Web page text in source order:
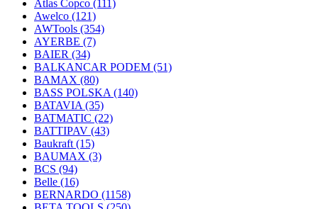
Atlas Copco (111)
Awelco (121)
AWTools (354)
AYERBE (7)
BAIER (34)
BALKANCAR PODEM (51)
BAMAX (80)
BASS POLSKA (140)
BATAVIA (35)
BATMATIC (22)
BATTIPAV (43)
Baukraft (15)
BAUMAX (3)
BCS (94)
Belle (16)
BERNARDO (1158)